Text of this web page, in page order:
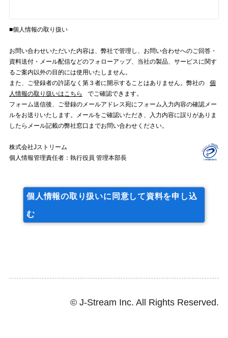
■個人情報の取り扱い
お問い合わせいただいた内容は、弊社で管理し、お問い合わせへのご回答・
資料送付・メール配信などのフォローアップ、当社の製品、サービスに関す
るご案内以外の目的には使用いたしません。
また、ご登録者の許諾なく第３者に開示することはありません。弊社の
個
人情報の取り扱いはこちら
でご確認できます。
フォーム送信後、ご登録のメールアドレス宛にフォーム入力内容の確認メー
ルをお送りいたします。メールをご確認いただき、入力内容に誤りがありま
したらメール記載の弊社窓口までお問い合わせください。
株式会社Jストリーム
個人情報管理責任者：執行役員 管理本部長
個人情報の取り扱いに同意して資料を申し込
む
© J-Stream Inc. All Rights Reserved.